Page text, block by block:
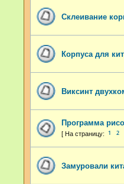
Склеивание
Корпуса для
Виксинт
Программа
1 2
Замуровали